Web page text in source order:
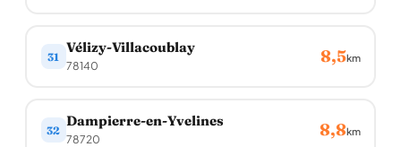
31
Vélizy-Villacoublay
78140 8,5km
32
Dampierre-en-Yvelines
78720 8,8km